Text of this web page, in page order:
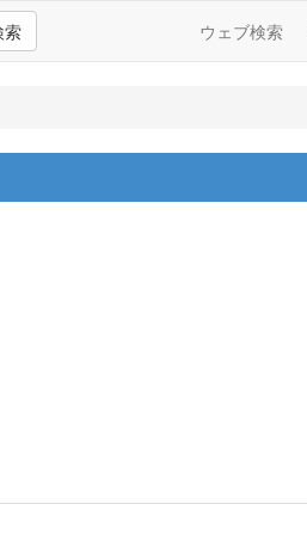
索 ウェブ検索